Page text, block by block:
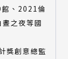
、2021倫
之夜等國
獎創意總監